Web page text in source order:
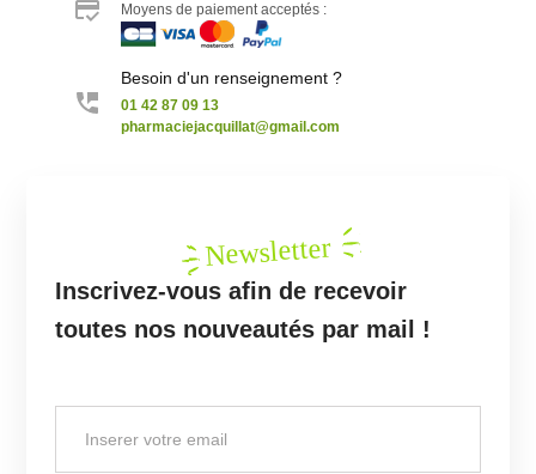
Moyens de paiement acceptés :
Besoin d'un renseignement ?
01 42 87 09 13
pharmaciejacquillat@gmail.com
Newsletter
Inscrivez-vous afin de recevoir
toutes nos nouveautés par mail !